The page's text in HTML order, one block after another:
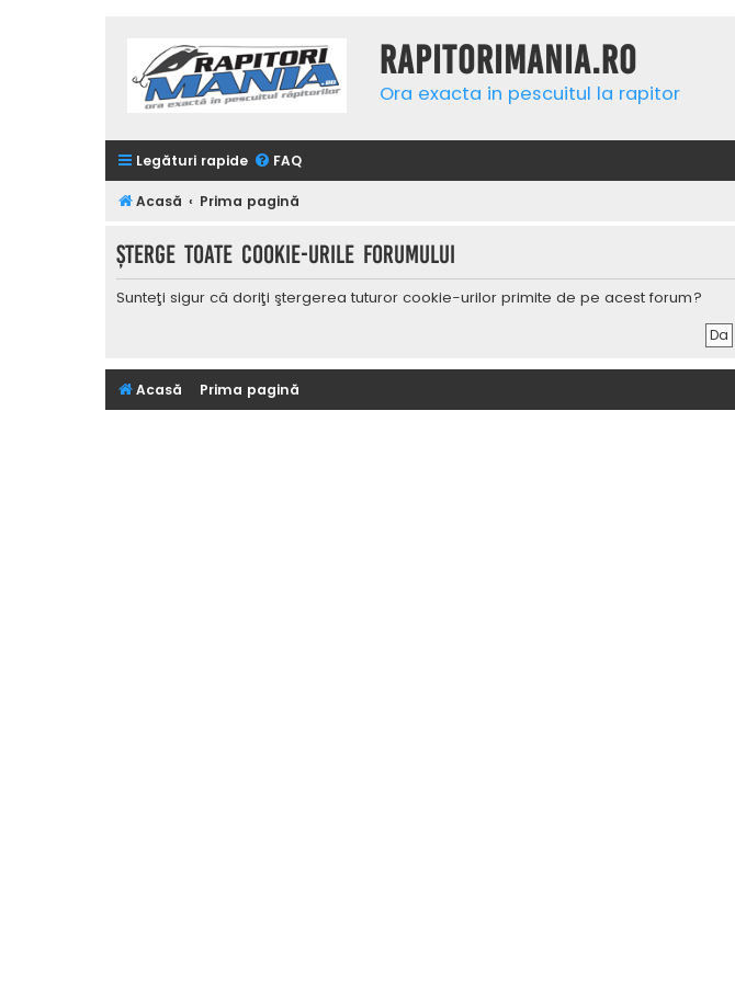
Rapitorimania.ro
Ora exacta in pescuitul la rapitor
Legături rapide FAQ
Acasă Prima pagină
Şterge toate cookie-urile forumului
Sunteţi sigur că doriţi ştergerea tuturor cookie-urilor primite de pe acest forum?
Acasă Prima pagină